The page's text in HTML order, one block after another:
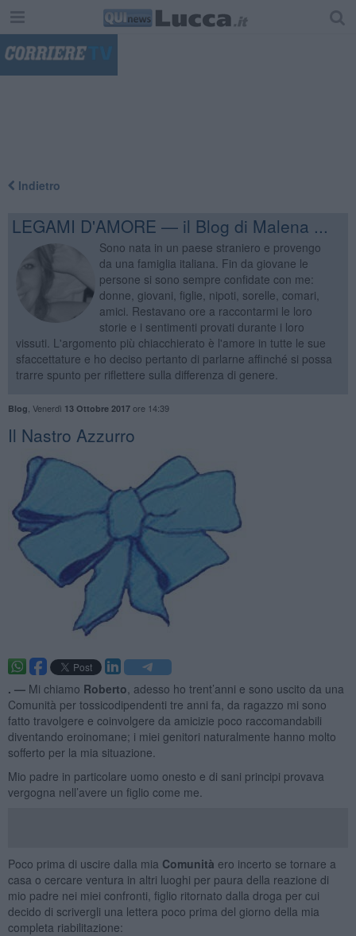
Indietro
LEGAMI D'AMORE — il Blog di Malena ...
Sono nata in un paese straniero e provengo
da una famiglia italiana. Fin da giovane le
persone si sono sempre confidate con me:
donne, giovani, figlie, nipoti, sorelle, comari,
amici. Restavano ore a raccontarmi le loro
storie e i sentimenti provati durante i loro
vissuti. L'argomento più chiacchierato è l'amore in tutte le sue
sfaccettature e ho deciso pertanto di parlarne affinché si possa
trarre spunto per riflettere sulla differenza di genere.
Blog Venerdì 13 Ottobre 2017ore 14:39
​Il Nastro Azzurro
. — Mi chiamo Roberto , adesso ho trent’anni e sono uscito da una
Comunità per tossicodipendenti tre anni fa, da ragazzo mi sono
fatto travolgere e coinvolgere da amicizie poco raccomandabili
diventando eroinomane; i miei genitori naturalmente hanno molto
sofferto per la mia situazione.
Mio padre in particolare uomo onesto e di sani principi provava
vergogna nell’avere un figlio come me.
Poco prima di uscire dalla mia Comunità ero incerto se tornare a
casa o cercare ventura in altri luoghi per paura della reazione di
mio padre nei miei confronti, figlio ritornato dalla droga per cui
decido di scrivergli una lettera poco prima del giorno della mia
completa riabilitazione: